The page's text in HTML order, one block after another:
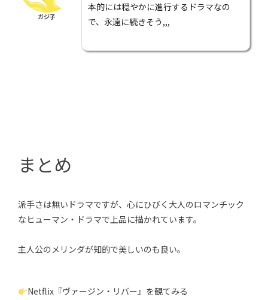
ガジ子
本的には穏やかに進行するドラマなの
で、永遠に続きそう,,,
まとめ
派手さは無いドラマですが、心にひびく大人のロマンチック
なヒューマン・ドラマで上品に描かれています。
主人公のメリンダが知的で美しいのも良い。
Netflix『ヴァージン・リバー』を観てみる